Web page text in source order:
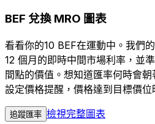
BEF 兌換 MRO 圖表
看看你的10 BEF在運動中。我們
12 個月的即時中間市場利率，並
間點的價值。想知道匯率何時會
設定價格提醒，價格達到目標價位
追蹤匯率 檢視完整圖表